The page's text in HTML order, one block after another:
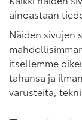
ainoastaan
Näiden sivujen
itsellemme
tahansa ja
varusteita,